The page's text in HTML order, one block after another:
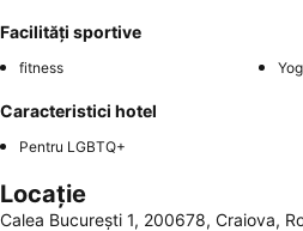
Facilități sportive
fitness
Caracteristici hotel
Pentru LGBTQ+
Locație
Calea București 1, 200678, Craiova,